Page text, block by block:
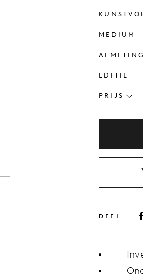
MEDIUM
AFMETING
EDITIE
PRIJS
DEEL